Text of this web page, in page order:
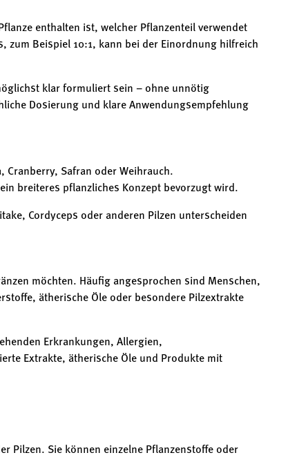
enthalten ist, welcher Pflanzenteil verwendet
zum Beispiel 10:1, kann bei der Einordnung hilfreich
klar formuliert sein – ohne unnötig
Dosierung und klare Anwendungsempfehlung
Cranberry, Safran oder Weihrauch.
breiteres pflanzliches Konzept bevorzugt wird.
Cordyceps oder anderen Pilzen unterscheiden
möchten. Häufig angesprochen sind Menschen,
ätherische Öle oder besondere Pilzextrakte
Erkrankungen, Allergien,
Extrakte, ätherische Öle und Produkte mit
Pilzen. Sie können einzelne Pflanzenstoffe oder